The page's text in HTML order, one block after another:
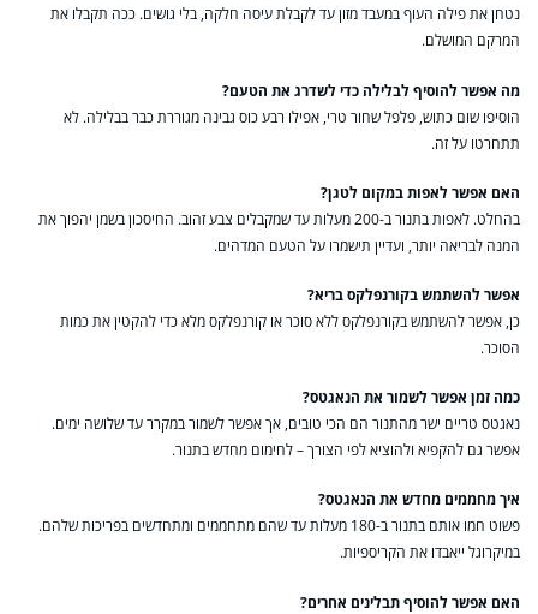
נטחן את פילה העוף במעבד מזון עד לקבלת עיסה חלקה, בלי גושים. ככה תקבלו את
המרקם המושלם.
מה אפשר להוסיף לבלילה כדי לשדרג את הטעם?
הוסיפו שום כתוש, פלפל שחור טרי, אפילו רבע כוס גבינה מגוררת כבר בבלילה. לא
תתחרטו על זה.
האם אפשר לאפות במקום לטגן?
בהחלט. לאפות בתנור ב-200 מעלות עד שמקבלים צבע זהוב. החיסכון בשמן יהפוך את
המנה לבריאה יותר, ועדיין תישמרו על הטעם המדהים.
אפשר להשתמש בקורנפלקס בריא?
כן, אפשר להשתמש בקורנפלקס ללא סוכר או קורנפלקס מלא כדי להקטין את כמות
הסוכר.
כמה זמן אפשר לשמור את הנאגטס?
נאגטס טריים ישר מהתנור הם הכי טובים, אך אפשר לשמור במקרר עד שלושה ימים.
אפשר גם להקפיא ולהוציא לפי הצורך – לחימום מחדש בתנור.
איך מחממים מחדש את הנאגטס?
פשוט חמו אותם בתנור ב-180 מעלות עד שהם מתחממים ומתחדשים בפריכות שלהם.
במיקרוגל ייאבדו את הקריספיות.
האם אפשר להוסיף תבלינים אחרים?